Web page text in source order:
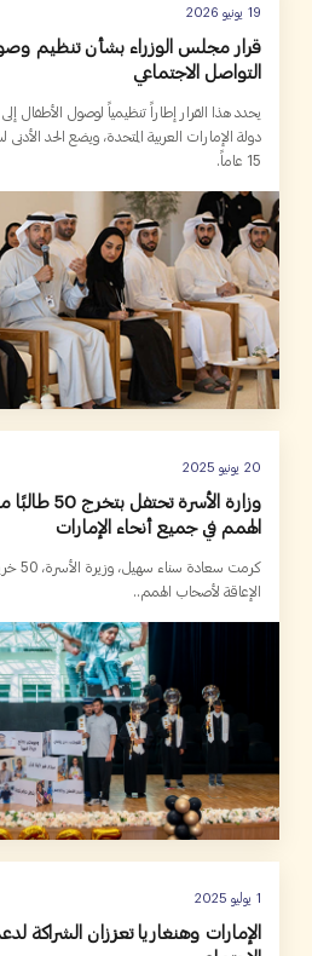
19 يونيو 2026
قرار مجلس الوزراء بشأن تنظيم
التواصل الاجتماعي
يحدد هذا القرار إطاراً تنظيمياً لوصول الأطفال
دولة الإمارات العربية المتحدة، ويضع الحد
15 عاماً.
20 يونيو 2025
وزارة
الهمم في جميع أنحاء الإمارات
كرمت
الإعاقة لأصحاب الهمم..
1 يوليو 2025
الإمارات وهنغاريا تعززان الشراكة